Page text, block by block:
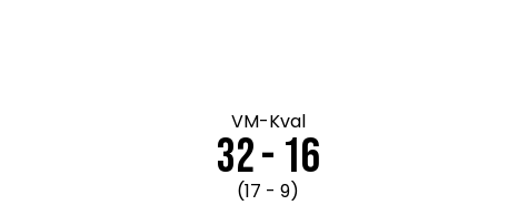
VM-Kval
32 - 16
(17 - 9)